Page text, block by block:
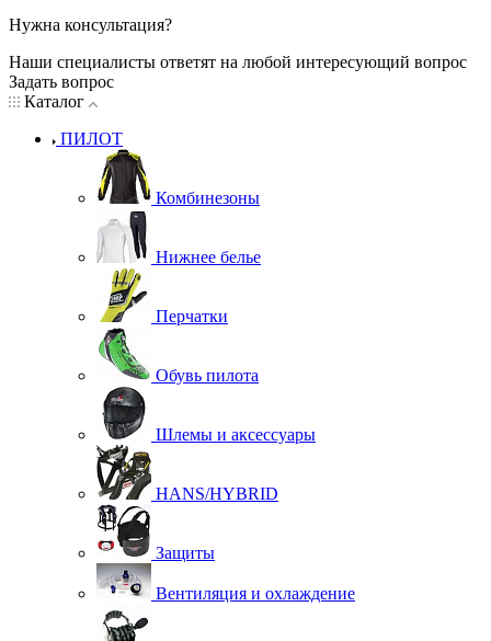
Нужна консультация?
Наши специалисты ответят на любой интересующий вопрос
Задать вопрос
Каталог
ПИЛОТ
Комбинезоны
Нижнее белье
Перчатки
Обувь пилота
Шлемы и аксессуары
HANS/HYBRID
Защиты
Вентиляция и охлаждение